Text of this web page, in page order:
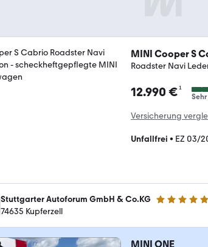
MINI Cooper S
Roadster Navi
12.990 €¹
Versicherung
Unfallfrei • EZ 03/
Stuttgarter Autoforum GmbH & Co.KG 4.8 Sterne
74635 Kupferzell
MINI ONE